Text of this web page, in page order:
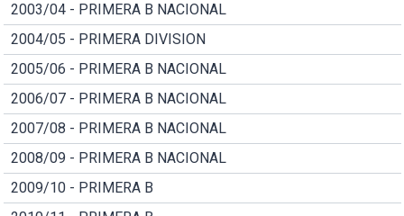
2003/04 - PRIMERA B NACIONAL
2004/05 - PRIMERA DIVISION
2005/06 - PRIMERA B NACIONAL
2006/07 - PRIMERA B NACIONAL
2007/08 - PRIMERA B NACIONAL
2008/09 - PRIMERA B NACIONAL
2009/10 - PRIMERA B